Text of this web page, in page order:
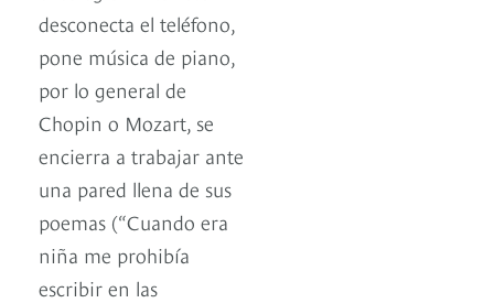
desconecta el teléfono,
pone música de piano,
por lo general de
Chopin o Mozart, se
encierra a trabajar ante
una pared llena de sus
poemas (“Cuando era
niña me prohibía
escribir en las